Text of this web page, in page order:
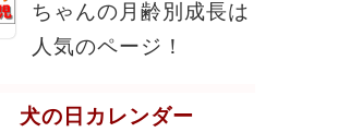
ちゃんの月齢別成長は
人気のページ！
犬の日カレンダー